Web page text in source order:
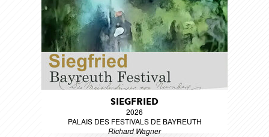
SIEGFRIED
2026
PALAIS DES FESTIVALS DE BAYREUTH
Richard Wagner